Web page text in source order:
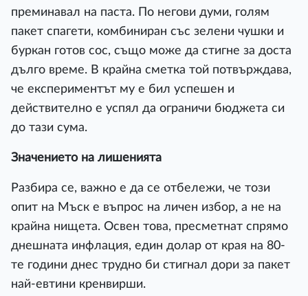
преминавал на паста. По негови думи, голям
пакет спагети, комбиниран със зелени чушки и
буркан готов сос, също може да стигне за доста
дълго време. В крайна сметка той потвърждава,
че експериментът му е бил успешен и
действително е успял да ограничи бюджета си
до тази сума.
Значението на лишенията
Разбира се, важно е да се отбележи, че този
опит на Мъск е въпрос на личен избор, а не на
крайна нищета. Освен това, пресметнат спрямо
днешната инфлация, един долар от края на 80-
те години днес трудно би стигнал дори за пакет
най-евтини кренвирши.